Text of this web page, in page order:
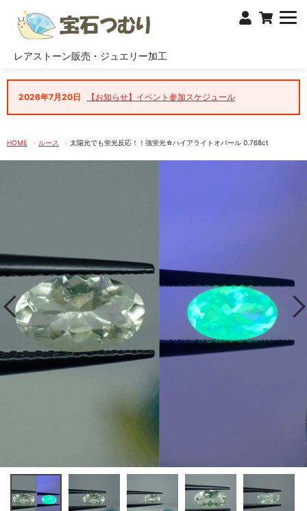
レアストーン販売・ジュエリー加工
2026年7月20日 【お知らせ】イベント参加スケジュール
HOME ルース 太陽光でも蛍光反応！！強蛍光☆ハイアライトオパール 0.768ct